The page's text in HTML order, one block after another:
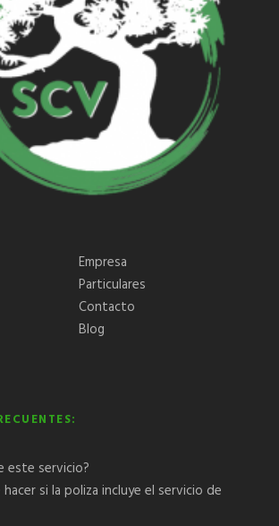
Empresa
Particulares
Contacto
Blog
este servicio?
si la poliza incluye el servicio de